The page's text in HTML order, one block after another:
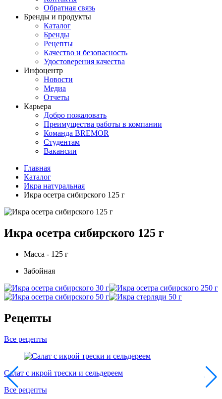
Обратная связь
Бренды и продукты
Каталог
Бренды
Рецепты
Качество и безопасность
Удостоверения качества
Инфоцентр
Новости
Медиа
Отчеты
Карьера
Добро пожаловать
Преимущества работы в компании
Команда BREMOR
Студентам
Вакансии
Главная
Каталог
Икра натуральная
Икра осетра сибирского 125 г
Икра осетра сибирского 125 г
Масса - 125 г
Забойная
Рецепты
Все рецепты
Салат с икрой трески и сельдереем
Все рецепты